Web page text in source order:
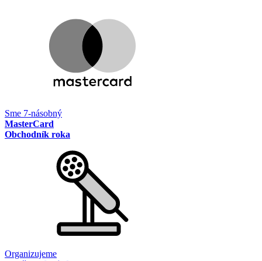
Sme 7-násobný
MasterCard
Obchodník roka
Organizujeme